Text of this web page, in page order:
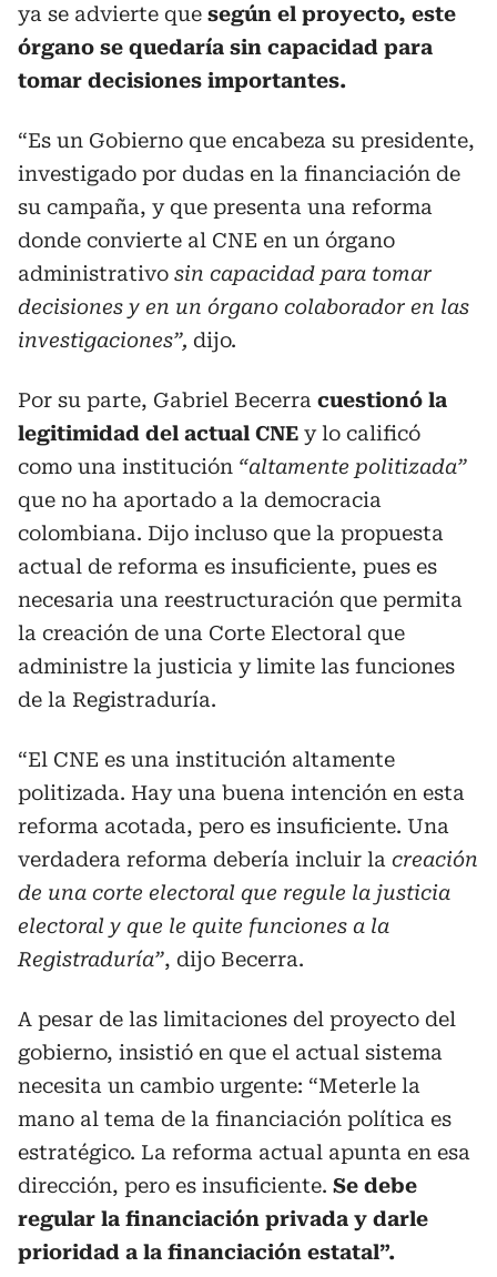
ya se advierte que según el proyecto, este
órgano se quedaría sin capacidad para
tomar decisiones importantes.
“Es un Gobierno que encabeza su presidente,
investigado por dudas en la financiación de
su campaña, y que presenta una reforma
donde convierte al CNE en un órgano
administrativo sin capacidad para tomar
decisiones y en un órgano colaborador en las
investigaciones”, dijo.
Por su parte, Gabriel Becerra cuestionó la
legitimidad del actual CNE y lo calificó
como una institución “altamente politizada”
que no ha aportado a la democracia
colombiana. Dijo incluso que la propuesta
actual de reforma es insuficiente, pues es
necesaria una reestructuración que permita
la creación de una Corte Electoral que
administre la justicia y limite las funciones
de la Registraduría.
“El CNE es una institución altamente
politizada. Hay una buena intención en esta
reforma acotada, pero es insuficiente. Una
verdadera reforma debería incluir la creación
de una corte electoral que regule la justicia
electoral y que le quite funciones a la
Registraduría”, dijo Becerra.
A pesar de las limitaciones del proyecto del
gobierno, insistió en que el actual sistema
necesita un cambio urgente: “Meterle la
mano al tema de la financiación política es
estratégico. La reforma actual apunta en esa
dirección, pero es insuficiente. Se debe
regular la financiación privada y darle
prioridad a la financiación estatal”.